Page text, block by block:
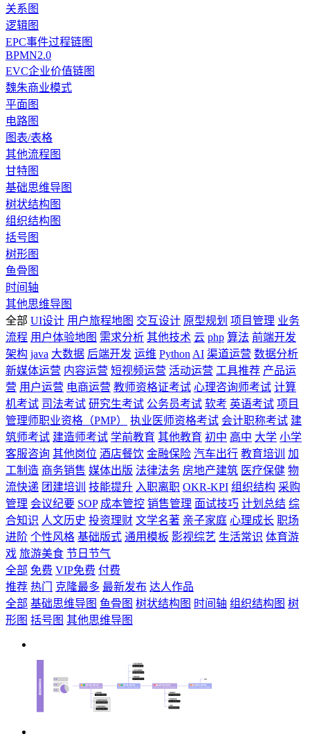
关系图
逻辑图
EPC事件过程链图
BPMN2.0
EVC企业价值链图
魏朱商业模式
平面图
电路图
图表/表格
其他流程图
甘特图
基础思维导图
树状结构图
组织结构图
括号图
树形图
鱼骨图
时间轴
其他思维导图
全部 UI设计 用户旅程地图 交互设计 原型规划 项目管理 业务
流程 用户体验地图 需求分析 其他技术 云 php 算法 前端开发
架构 java 大数据 后端开发 运维 Python AI 渠道运营 数据分析
新媒体运营 内容运营 短视频运营 活动运营 工具推荐 产品运
营 用户运营 电商运营 教师资格证考试 心理咨询师考试 计算
机考试 司法考试 研究生考试 公务员考试 软考 英语考试 项目
管理师职业资格（PMP）
执业医师资格考试 会计职称考试 建
筑师考试 建造师考试 学前教育 其他教育 初中 高中 大学 小学
客服咨询 其他岗位 酒店餐饮 金融保险 汽车出行 教育培训
加
工制造 商务销售 媒体出版 法律法务 房地产建筑 医疗保健 物
流快递 团建培训 技能提升 入职离职 OKR-KPI 组织结构 采购
管理 会议纪要 SOP 成本管控 销售管理 面试技巧 计划总结 综
合知识 人文历史 投资理财 文学名著 亲子家庭 心理成长 职场
进阶 个性风格 基础版式 通用模板 影视综艺 生活常识 体育游
戏 旅游美食 节日节气
全部 免费 VIP免费 付费
推荐 热门 克隆最多 最新发布 达人作品
全部 基础思维导图 鱼骨图 树状结构图 时间轴 组织结构图 树
形图 括号图 其他思维导图